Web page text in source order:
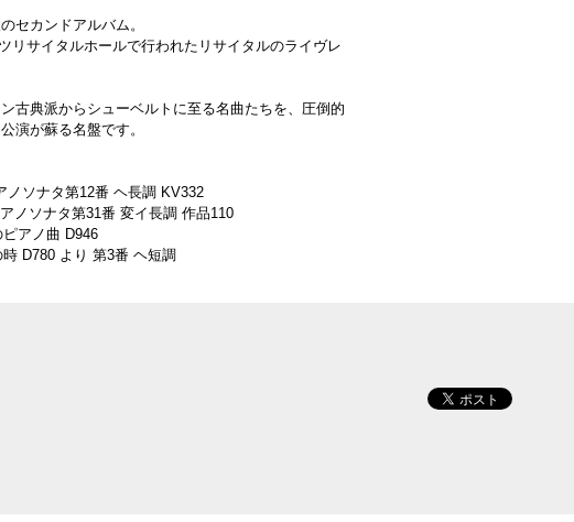
セカンドアルバム。
リサイタルホールで行われたリサイタルのライヴレ
古典派からシューベルトに至る名曲たちを、圧倒的
演が蘇る名盤です。
ノソナタ第12番 ヘ長調 KV332
ノソナタ第31番 変イ長調 作品110
ピアノ曲 D946
D780 より 第3番 ヘ短調